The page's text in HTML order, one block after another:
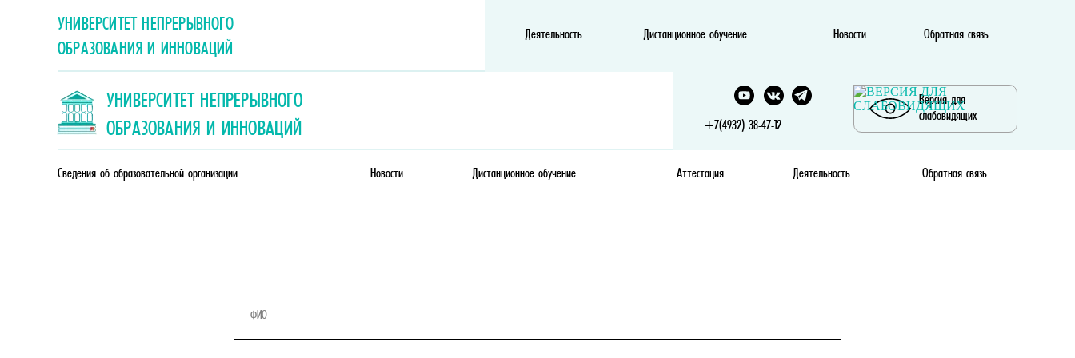
Обратная связь
Новости
Дистанционное обучение
Деятельность
УНИВЕРСИТЕТ НЕПРЕРЫВНОГО
ОБРАЗОВАНИЯ И ИННОВАЦИЙ
«Университет непрерывного образования
+7(4932) 38-47-12
Сведения об образовательной организации Обратная связь
Новости Дистанционное обучение Деятельность
Версия для
слабовидящих
Аттестация
УНИВЕРСИТЕТ НЕПРЕРЫВНОГО
ОБРАЗОВАНИЯ И ИННОВАЦИЙ